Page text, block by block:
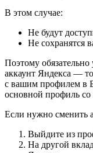
В этом случае:
Не будут
Не сохранятся
Поэтому
аккаунт Яндекса —
с вашим профилем в
основной профиль
Если нужно сменить
Выйдите из
На другой